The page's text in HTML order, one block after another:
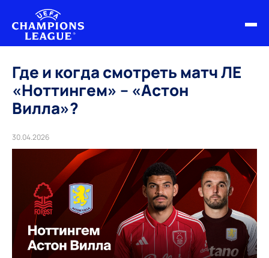
ОБЗОРЫ ЛЧ УЕФА
НОВОСТИ
Где и когда смотреть матч ЛЕ
«Ноттингем» – «Астон
Вилла»?
30.04.2026